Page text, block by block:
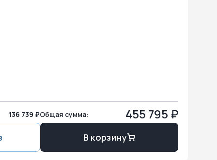
136 739 ₽Общая сумма: 455 795 ₽
В корзину